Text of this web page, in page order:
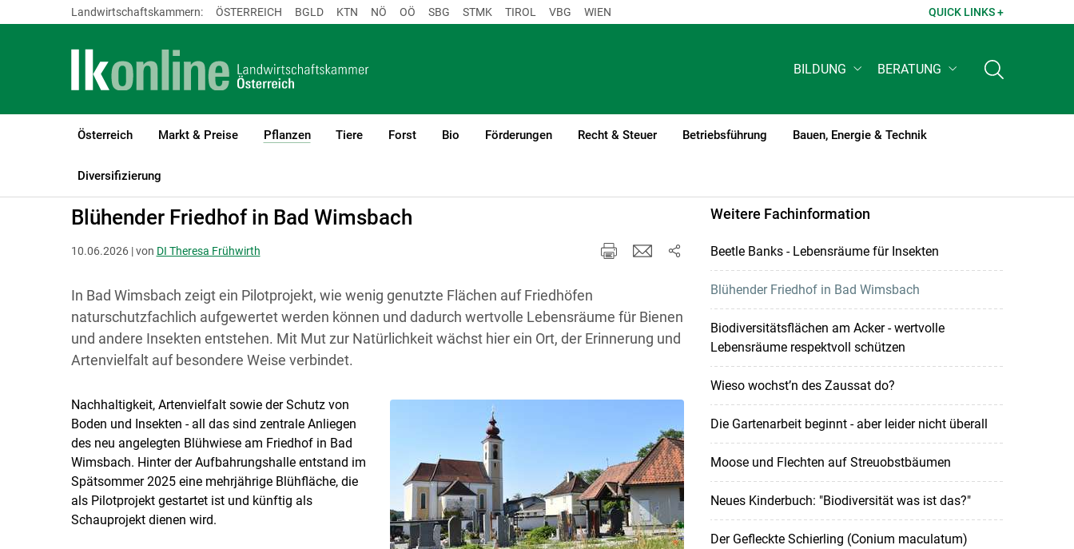
Skip to main content
Landwirtschaftskammern: ÖSTERREICH BGLD KTN NÖ OÖ SBG STMK TIROL VBG WIEN QUICK LINKS +
BILDUNG BERATUNG
Österreich Markt & Preise Pflanzen
(current)1
Tiere Forst Bio Förderungen Recht & Steuer Betriebsführung Bauen, Energie & Technik
Diversifizierung
LK Österreich Pflanzen
Blühender Friedhof in Bad Wimsbach
10.06.2026 | von DI Theresa Frühwirth
In Bad Wimsbach zeigt ein Pilotprojekt, wie wenig genutzte Flächen auf Friedhöfen
naturschutzfachlich aufgewertet werden können und dadurch wertvolle Lebensräume für Bienen
und andere Insekten entstehen. Mit Mut zur Natürlichkeit wächst hier ein Ort, der Erinnerung und
Artenvielfalt auf besondere Weise verbindet.
Nachhaltigkeit, Artenvielfalt sowie der Schutz von
Boden und Insekten - all das sind zentrale Anliegen
des neu angelegten Blühwiese am Friedhof in Bad
Wimsbach. Hinter der Aufbahrungshalle entstand im
Spätsommer 2025 eine mehrjährige Blühfläche, die
als Pilotprojekt gestartet ist und künftig als
Schauprojekt dienen wird.
Weitere Fachinformation
Beetle Banks - Lebensräume für Insekten
Blühender Friedhof in Bad Wimsbach
Biodiversitätsflächen am Acker - wertvolle
Lebensräume respektvoll schützen
Wieso wochst’n des Zaussat do?
Die Gartenarbeit beginnt - aber leider nicht überall
Moose und Flechten auf Streuobstbäumen
Neues Kinderbuch: "Biodiversität was ist das?"
Der Gefleckte Schierling (Conium maculatum)